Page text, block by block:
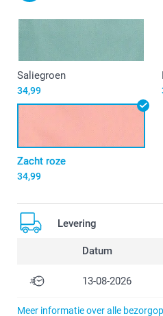
Saliegroen
34,99
Zacht roze
34,99
Levering
Datum
13-08-2026
Meer informatie over alle